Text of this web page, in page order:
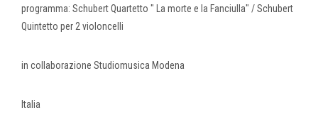
programma: Schubert Quartetto " La morte e la Fanciulla" / Schubert
Quintetto per 2 violoncelli
in collaborazione Studiomusica Modena
Italia